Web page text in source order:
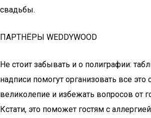
свадьбы.
ПАРТНЁРЫ WEDDYWOOD
Не стоит забывать и о полиграфии:
надписи помогут организовать все это
великолепие и избежать вопросов от
Кстати, это поможет гостям с